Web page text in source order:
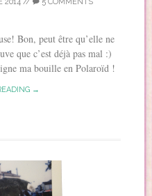
Bon, peut être qu’elle ne
que c’est déjà pas mal :)
ma bouille en Polaroïd !
→